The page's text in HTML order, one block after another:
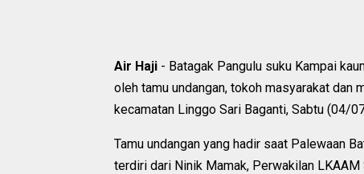
Air Haji - Batagak Pangulu suku Kampai
oleh tamu undangan, tokoh masyarakat dan
kecamatan Linggo Sari Baganti, Sabtu (04/
Tamu undangan yang hadir saat Palewaan
terdiri dari Ninik Mamak, Perwakilan